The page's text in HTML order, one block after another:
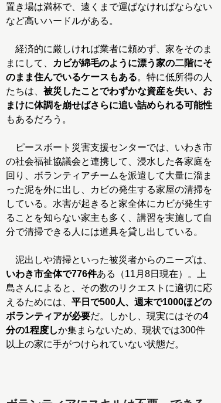
置き場は満杯で、遠くまで運ばなければならない
など高いハードルがある。
経済的に厳しければ業者に頼めず、家をそのま
まにして、 カビが綿毛のように漂う家の二階にそ
のまま住んでいるケースもある。特に低所得の人
たちは、 被災したことでわずかな資産を失い、お
まけに体調を崩せばさらに追い詰められる可能性
もあるだろう。
ピースボート災害支援センターでは、いわき市
の社会福祉協議会と連携して、浸水した各家庭を
回り、ボランティアチームを派遣して大量に溜ま
った泥を外に出し、カビの発生する家屋の清掃を
している。水害が起きると家全体にカビが発生す
ることを知らない家主も多く、講習を実施して自
分で清掃できる人には道具を貸し出している。
泥出しや清掃といった被災者からのニーズは、
いわき市全体で776件ある（11月8日現在）。上
島さんによると、その数のリクエストに適切に応
えるためには、 平日で500人、週末で1000ほどの
ボランティアが必要だ。しかし、現実にはその4
分の1程度しか集まらないため、現状では300件
以上の家に手がつけられていない状態だ。